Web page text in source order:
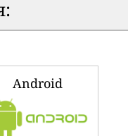
Android